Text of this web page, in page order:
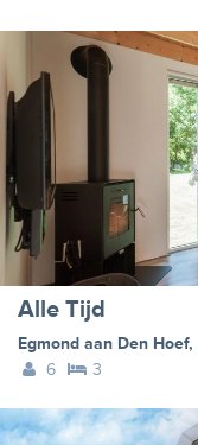
Alle Tijd
Egmond aan Den Hoef,
6
3